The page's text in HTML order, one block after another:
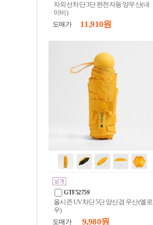
자외선차단 3단 완전자동 양우산(네
이비)
도매가
11,910 원
GTF52759
올시즌 UV차단 5단 양산겸 우산(옐로
우)
도매가
9,980 원